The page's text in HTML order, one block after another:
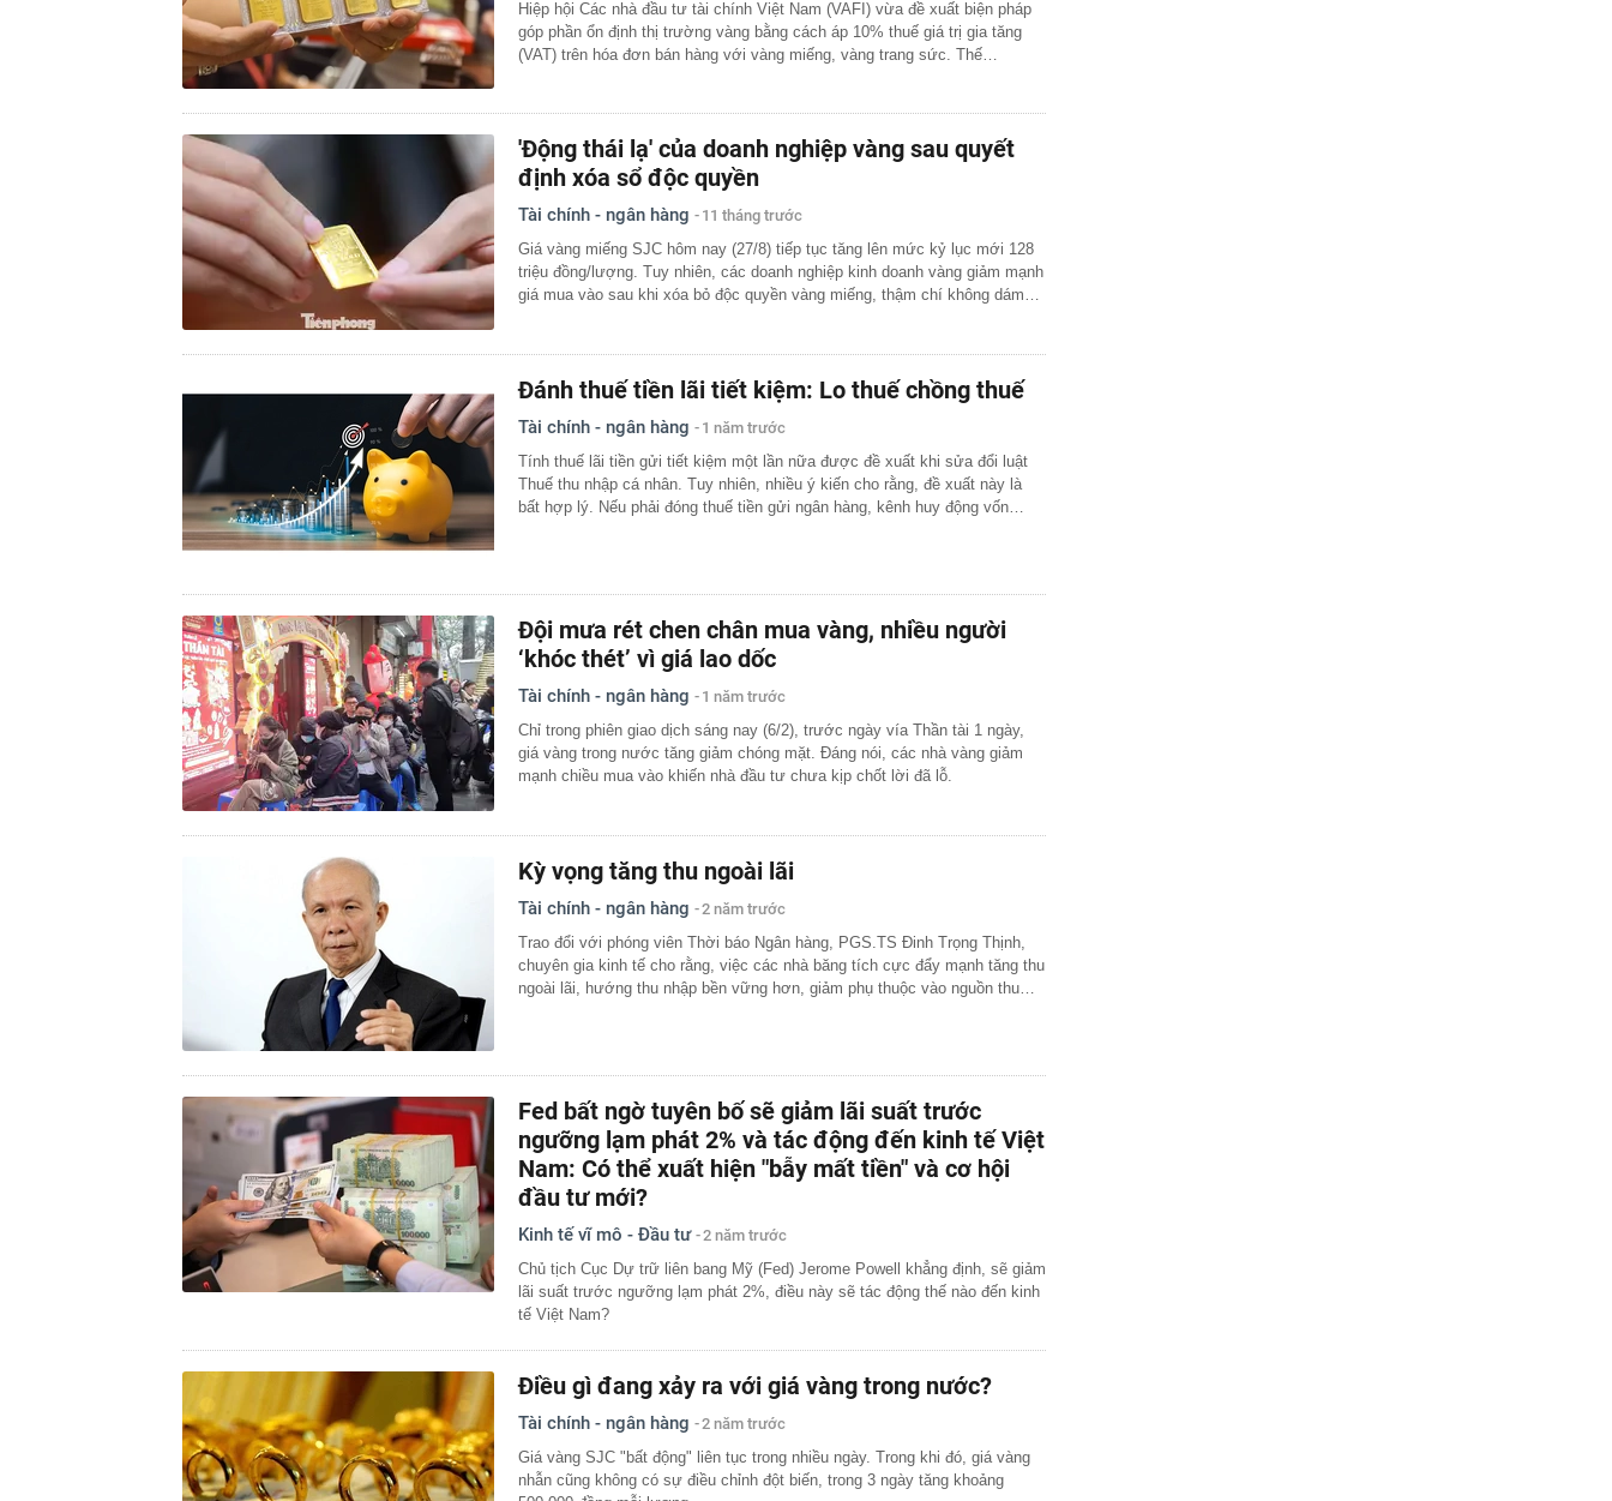
Hiệp hội Các nhà đầu tư tài chính Việt Nam (VAFI) vừa đề xuất biện pháp
góp phần ổn định thị trường vàng bằng cách áp 10% thuế giá trị gia tăng
(VAT) trên hóa đơn bán hàng với vàng miếng, vàng trang sức. Thế…
'Động thái lạ' của doanh nghiệp vàng sau quyết
định xóa sổ độc quyền
Tài chính - ngân hàng
11 tháng trước
Giá vàng miếng SJC hôm nay (27/8) tiếp tục tăng lên mức kỷ lục mới 128
triệu đồng/lượng. Tuy nhiên, các doanh nghiệp kinh doanh vàng giảm mạnh
giá mua vào sau khi xóa bỏ độc quyền vàng miếng, thậm chí không dám…
Đánh thuế tiền lãi tiết kiệm: Lo thuế chồng thuế
Tài chính - ngân hàng
1 năm trước
Tính thuế lãi tiền gửi tiết kiệm một lần nữa được đề xuất khi sửa đổi luật
Thuế thu nhập cá nhân. Tuy nhiên, nhiều ý kiến cho rằng, đề xuất này là
bất hợp lý. Nếu phải đóng thuế tiền gửi ngân hàng, kênh huy động vốn…
Đội mưa rét chen chân mua vàng, nhiều người
‘khóc thét’ vì giá lao dốc
Tài chính - ngân hàng
1 năm trước
Chỉ trong phiên giao dịch sáng nay (6/2), trước ngày vía Thần tài 1 ngày,
giá vàng trong nước tăng giảm chóng mặt. Đáng nói, các nhà vàng giảm
mạnh chiều mua vào khiến nhà đầu tư chưa kịp chốt lời đã lỗ.
Kỳ vọng tăng thu ngoài lãi
Tài chính - ngân hàng
2 năm trước
Trao đổi với phóng viên Thời báo Ngân hàng, PGS.TS Đinh Trọng Thịnh,
chuyên gia kinh tế cho rằng, việc các nhà băng tích cực đẩy mạnh tăng thu
ngoài lãi, hướng thu nhập bền vững hơn, giảm phụ thuộc vào nguồn thu…
Fed bất ngờ tuyên bố sẽ giảm lãi suất trước
ngưỡng lạm phát 2% và tác động đến kinh tế Việt
Nam: Có thể xuất hiện "bẫy mất tiền" và cơ hội
đầu tư mới?
Kinh tế vĩ mô - Đầu tư
2 năm trước
Chủ tịch Cục Dự trữ liên bang Mỹ (Fed) Jerome Powell khẳng định, sẽ giảm
lãi suất trước ngưỡng lạm phát 2%, điều này sẽ tác động thế nào đến kinh
tế Việt Nam?
Điều gì đang xảy ra với giá vàng trong nước?
Tài chính - ngân hàng
2 năm trước
Giá vàng SJC "bất động" liên tục trong nhiều ngày. Trong khi đó, giá vàng
nhẫn cũng không có sự điều chỉnh đột biến, trong 3 ngày tăng khoảng